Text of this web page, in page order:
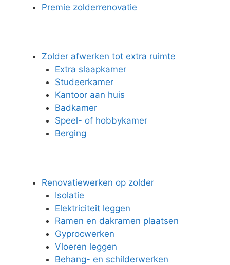
Premie zolderrenovatie
Zolder afwerken tot extra ruimte
Extra slaapkamer
Studeerkamer
Kantoor aan huis
Badkamer
Speel- of hobbykamer
Berging
Renovatiewerken op zolder
Isolatie
Elektriciteit leggen
Ramen en dakramen plaatsen
Gyprocwerken
Vloeren leggen
Behang- en schilderwerken